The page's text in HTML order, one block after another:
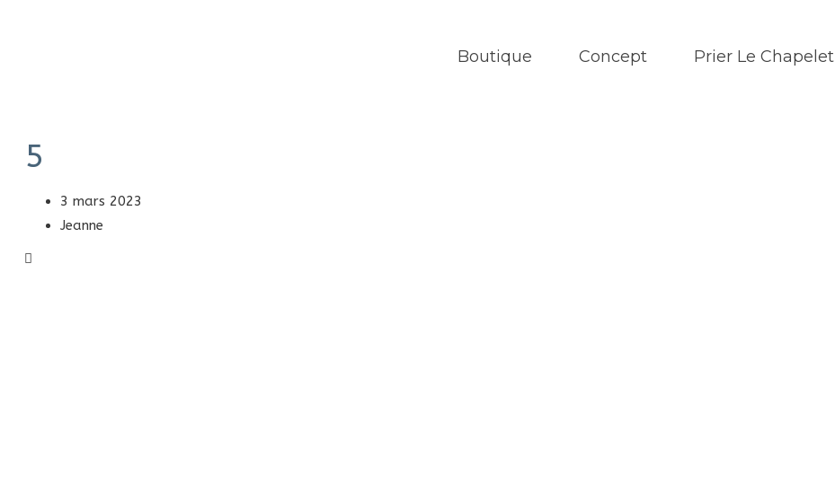
Boutique Concept Prier Le Chapelet
5
3 mars 2023
Jeanne